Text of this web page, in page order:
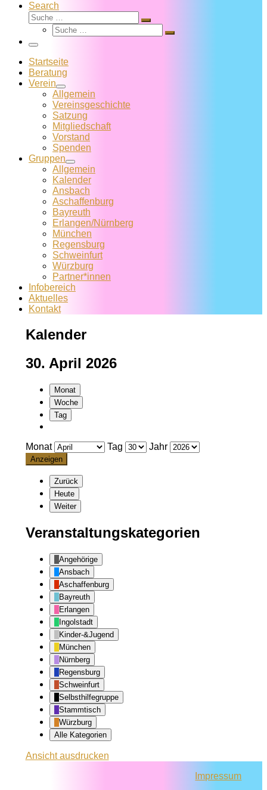
Search
Suche
Suche
Suche
Suche
Menü
Startseite
Beratung
Verein
Allgemein
Vereins­geschichte
Satzung
Mitglied­schaft
Vorstand
Spenden
Gruppen
Allgemein
Kalender
Ansbach
Aschaffenburg
Bayreuth
Erlangen/Nürnberg
München
Regensburg
Schweinfurt
Würzburg
Partner*innen
Infobereich
Aktuelles
Kontakt
Kalender
30. April 2026
Monat
Woche
Tag
Monat Tag Jahr
Zurück
Heute
Weiter
Veranstaltungskategorien
Angehörige
Ansbach
Aschaffenburg
Bayreuth
Erlangen
Ingolstadt
Kinder-&Jugend
München
Nürnberg
Regensburg
Schweinfurt
Selbsthilfegruppe
Stammtisch
Würzburg
Alle Kategorien
Ansichtausdrucken
Impressum